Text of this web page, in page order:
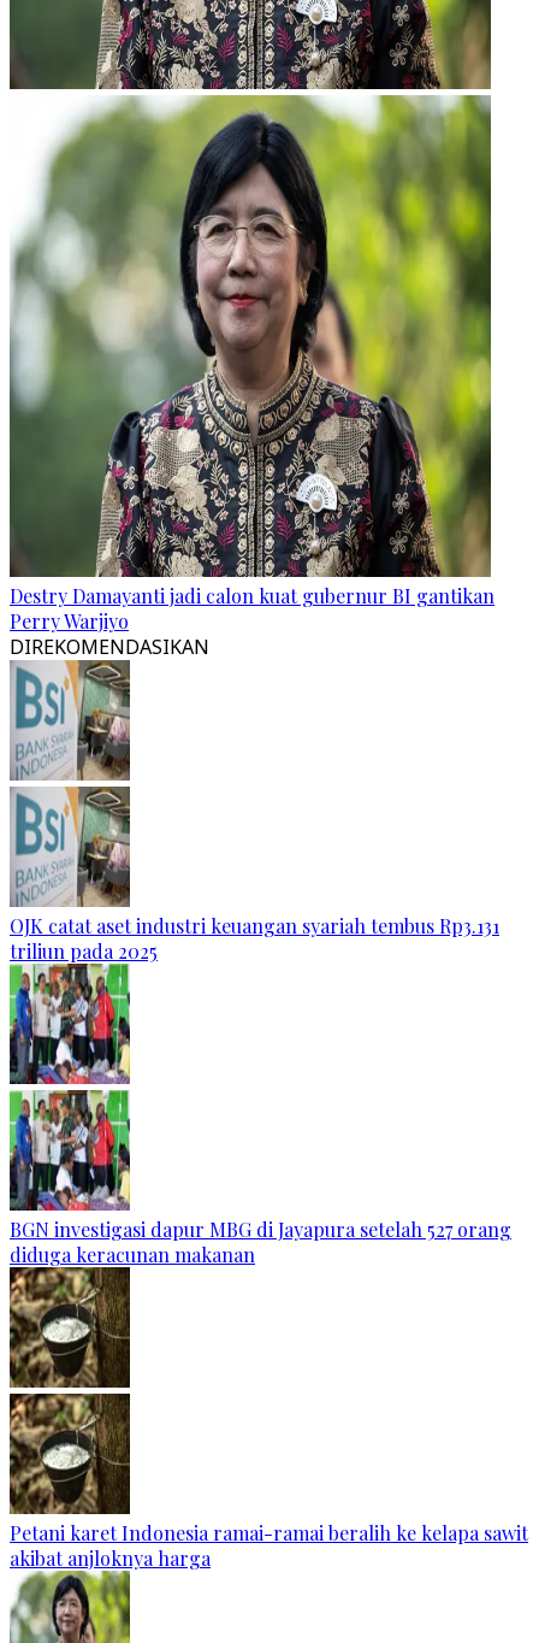
Destry Damayanti jadi calon kuat gubernur BI gantikan
Perry Warjiyo
DIREKOMENDASIKAN
OJK catat aset industri keuangan syariah tembus Rp3.131
triliun pada 2025
BGN investigasi dapur MBG di Jayapura setelah 527 orang
diduga keracunan makanan
Petani karet Indonesia ramai-ramai beralih ke kelapa sawit
akibat anjloknya harga